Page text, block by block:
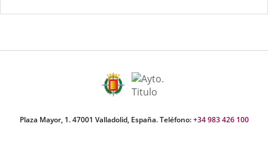
Plaza Mayor, 1. 47001 Valladolid, España. Teléfono:+34 983 426 100